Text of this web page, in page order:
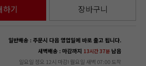
하기 장바구니
일반배송 : 주문시 다음 영업일에 바로 출고 됩니다.
새벽배송 : 마감까지 13시간 37분남음
일요일 정오 12시 마감! 월요일 새벽 07:00 도착